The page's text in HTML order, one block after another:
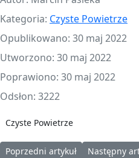
Kategoria: Czyste Powietrze
Opublikowano: 30 maj 2022
Utworzono: 30 maj 2022
Poprawiono: 30 maj 2022
Odsłon: 3222
Czyste Powietrze
Poprzedni artykuł: Komunikat
Poprzedni artykuł Następny
Następny